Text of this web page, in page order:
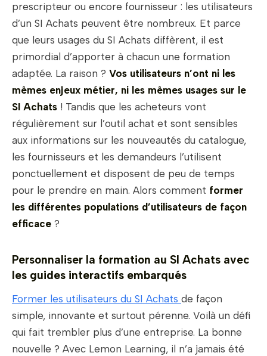
prescripteur ou encore fournisseur : les utilisateurs
d’un SI Achats peuvent être nombreux. Et parce
que leurs usages du SI Achats diffèrent, il est
primordial d’apporter à chacun une formation
adaptée. La raison ? Vos utilisateurs n’ont ni les
mêmes enjeux métier, ni les mêmes usages sur le
SI Achats ! Tandis que les acheteurs vont
régulièrement sur l’outil achat et sont sensibles
aux informations sur les nouveautés du catalogue,
les fournisseurs et les demandeurs l’utilisent
ponctuellement et disposent de peu de temps
pour le prendre en main. Alors comment former
les différentes populations d’utilisateurs de façon
efficace ?
Personnaliser la formation au SI Achats avec
les guides interactifs embarqués
Former les utilisateurs du SI Achats de façon
simple, innovante et surtout pérenne. Voilà un défi
qui fait trembler plus d’une entreprise. La bonne
nouvelle ? Avec Lemon Learning, il n’a jamais été